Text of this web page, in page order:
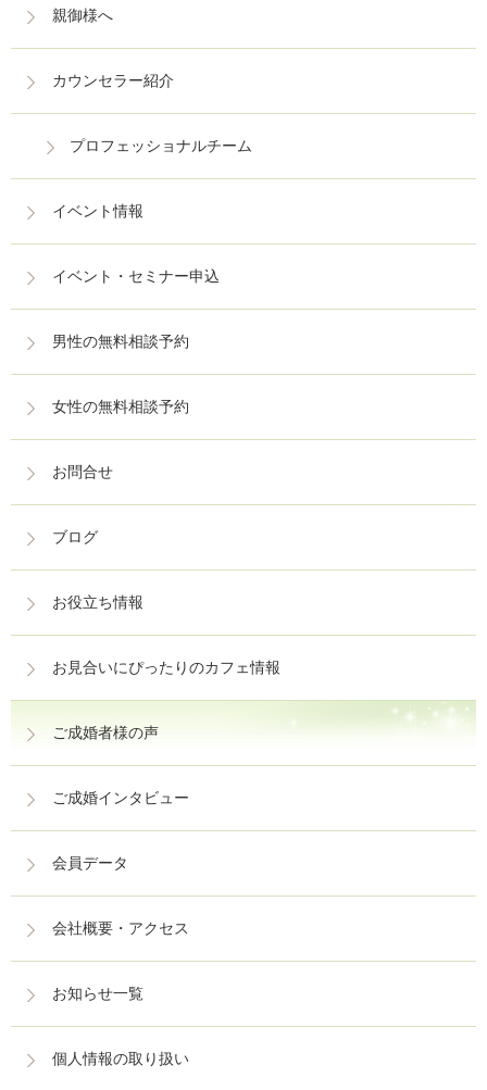
親御様へ
カウンセラー紹介
プロフェッショナルチーム
イベント情報
イベント・セミナー申込
男性の無料相談予約
女性の無料相談予約
お問合せ
ブログ
お役立ち情報
お見合いにぴったりのカフェ情報
ご成婚者様の声
ご成婚インタビュー
会員データ
会社概要・アクセス
お知らせ一覧
個人情報の取り扱い